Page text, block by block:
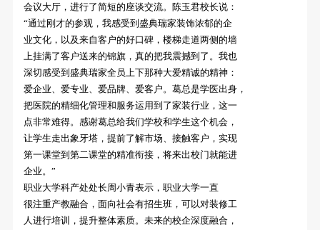
会议大厅，进行了简短的座谈交流。陈玉君校长说：
“通过刚才的参观，我感受到盛典瑞家装饰浓郁的企
业文化，以及来自客户的好口碑，楼梯走道两侧的墙
上挂满了客户送来的锦旗，真的把我震撼到了。我也
深切感受到盛典瑞家全员上下那种大爱精诚的精神：
爱企业、爱专业、爱品牌、爱客户。葛总是学医出身，
把医院的精细化管理和服务运用到了家装行业，这一
点非常难得。感谢葛总给我们学校和学生这个机会，
让学生走出象牙塔，提前了解市场、接触客户，实现
第一课堂到第二课堂的精准衔接，将来出校门就能进
企业。”
职业大学科产处处长周小青表示，职业大学一直
很注重产教融合，面向社会有招生班，可以对装修工
人进行培训，提升整体素质。未来的校企深度融合，